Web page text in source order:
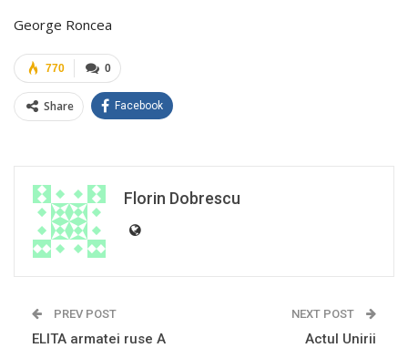
George Roncea
0
770
Share Facebook
Florin Dobrescu
PREV POST
ELITA armatei ruse A
NEXT POST
Actul Unirii